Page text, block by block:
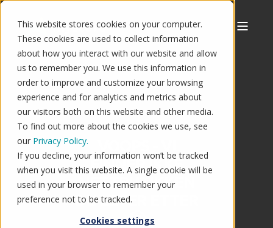
This website stores cookies on your computer.
These cookies are used to collect information
about how you interact with our website and allow
us to remember you. We use this information in
order to improve and customize your browsing
experience and for analytics and metrics about
our visitors both on this website and other media.
To find out more about the cookies we use, see
our Privacy Policy.
If you decline, your information won’t be tracked
when you visit this website. A single cookie will be
used in your browser to remember your
preference not to be tracked.
Cookies settings
FINNER IKKE
NETTBUTIKKEN
DU LETER ETTER
🤔